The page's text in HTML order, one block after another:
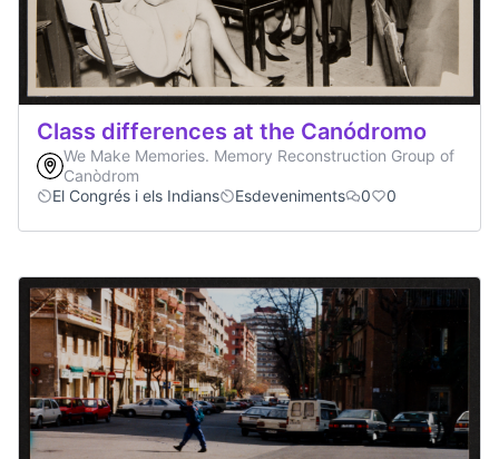
Class differences at the Canódromo
We Make Memories. Memory Reconstruction Group of
Canòdrom
El Congrés i els Indians
Esdeveniments 0 0